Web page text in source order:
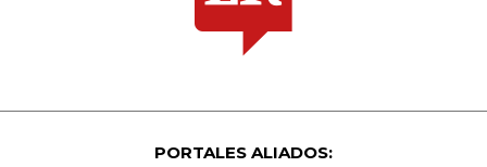
PORTALES ALIADOS: